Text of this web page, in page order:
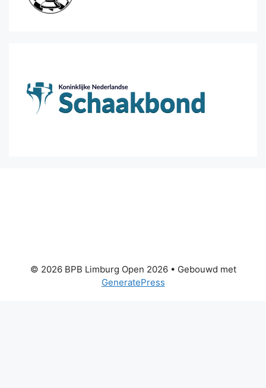
© 2026 BPB Limburg Open 2026• Gebouwd met
GeneratePress